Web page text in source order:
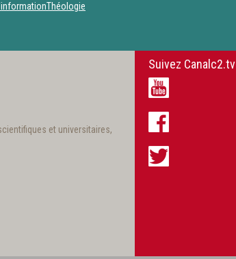
Théologie
et universitaires,
Suivez Canalc2.tv